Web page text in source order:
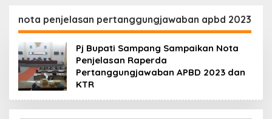
Madura II Perkuat
Sinergi dengan
Nelayan Sampang
nota penjelasan pertanggungjawaban apbd 2023
Pj Bupati Sampang Sampaikan Nota
Penjelasan Raperda
Pertanggungjawaban APBD 2023 dan
KTR